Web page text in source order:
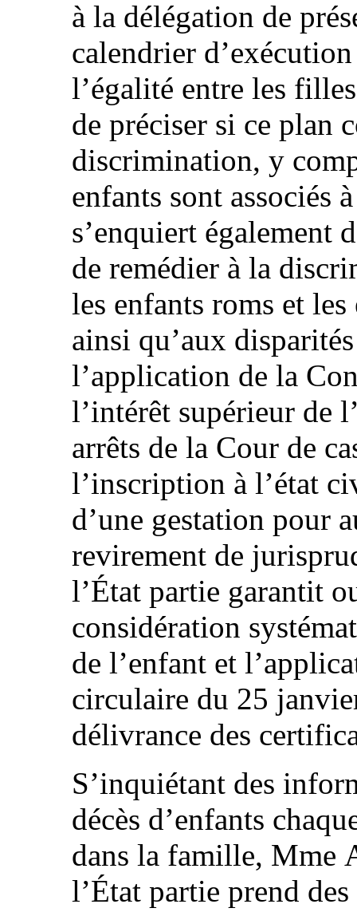
à la délégation de
calendrier
l’égalité entre les
de préciser si ce plan
discrimination, y
enfants sont associés
s’enquiert également
de remédier à la
les enfants roms et
ainsi qu’aux
l’application de la
l’intérêt supérieur de
arrêts de la Cour de
l’inscription à l’état
d’une gestation pour
revirement de
l’État partie garantit
considération
de l’enfant et
circulaire du 25
délivrance des
S’inquiétant des
décès d’enfants
dans la famille, Mme
l’État partie prend